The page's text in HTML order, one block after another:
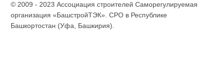
© 2009 - 2023 Ассоциация строителей Саморегулируемая
организация «БашстройТЭК». СРО в Республике
Башкортостан (Уфа, Башкирия).